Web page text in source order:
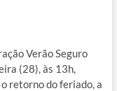
Verão Seguro
(28), às 13h,
retorno do feriado, a